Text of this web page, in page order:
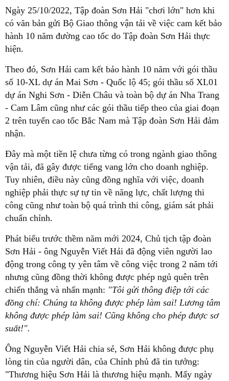
Ngày 25/10/2022, Tập đoàn Sơn Hải "chơi lớn" hơn khi
có văn bản gửi Bộ Giao thông vận tải về việc cam kết bảo
hành 10 năm đường cao tốc do Tập đoàn Sơn Hải thực
hiện.
Theo đó, Sơn Hải cam kết bảo hành 10 năm với gói thầu
số 10-XL dự án Mai Sơn - Quốc lộ 45 ; gói thầu số XL01
dự án Nghi Sơn - Diễn Châu và toàn bộ dự án Nha Trang
- Cam Lâm cũng như các gói thầu tiếp theo của giai đoạn
2 trên tuyến cao tốc Bắc Nam mà Tập đoàn Sơn Hải đảm
nhận.
Đây mà một tiền lệ chưa từng có trong ngành giao thông
vận tải, đã gây được tiếng vang lớn cho doanh nghiệp.
Tuy nhiên, điều này cũng đồng nghĩa với việc, doanh
nghiệp phải thực sự tự tin về năng lực, chất lượng thi
công cũng như toàn bộ quá trình thi công, giám sát phải
chuẩn chỉnh.
Phát biểu trước thềm năm mới 2024, Chủ tịch tập đoàn
Sơn Hải - ông Nguyễn Viết Hải đã động viên người lao
động trong công ty yên tâm về công việc trong 2 năm tới
nhưng cũng đồng thời không được phép ngủ quên trên
chiến thắng và nhấn mạnh: "Tôi gửi thông điệp tới các
đồng chí: Chúng ta không được phép làm sai! Lương tâm
không được phép làm sai! Cũng không cho phép được sơ
suất!".
Ông Nguyễn Viết Hải chia sẻ, Sơn Hải không được phụ
lòng tin của người dân, của Chính phủ đã tin tưởng:
"Thương hiệu Sơn Hải là thương hiệu mạnh. Mấy ngày